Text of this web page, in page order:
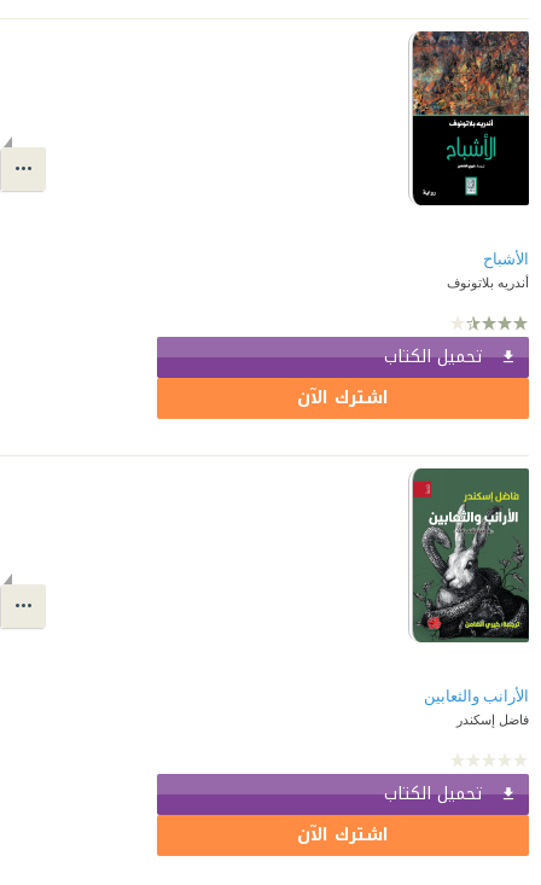
الأشباح
أندريه بلاتونوف
تحميل الكتاب
اشترك الآن
الأرانب والثعابين
فاضل إسكندر
تحميل الكتاب
اشترك الآن